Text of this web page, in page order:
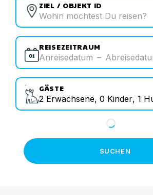
ZIEL / OBJEKT ID
REISEZEITRAUM
Anreisedatum –
GÄSTE
2 Erwachsene, 0 Kinder, 1
SUCHEN